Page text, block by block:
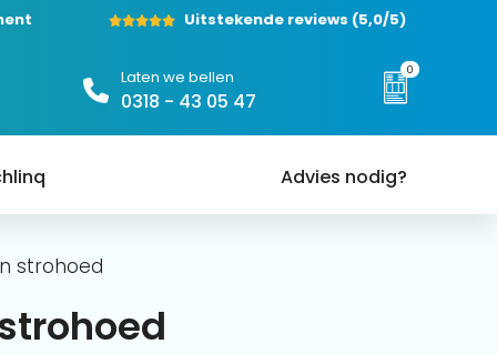
Uitstekende reviews (5,0/5)
Laten we bellen
0318 - 43 05 47
0
Advies nodig?
strohoed